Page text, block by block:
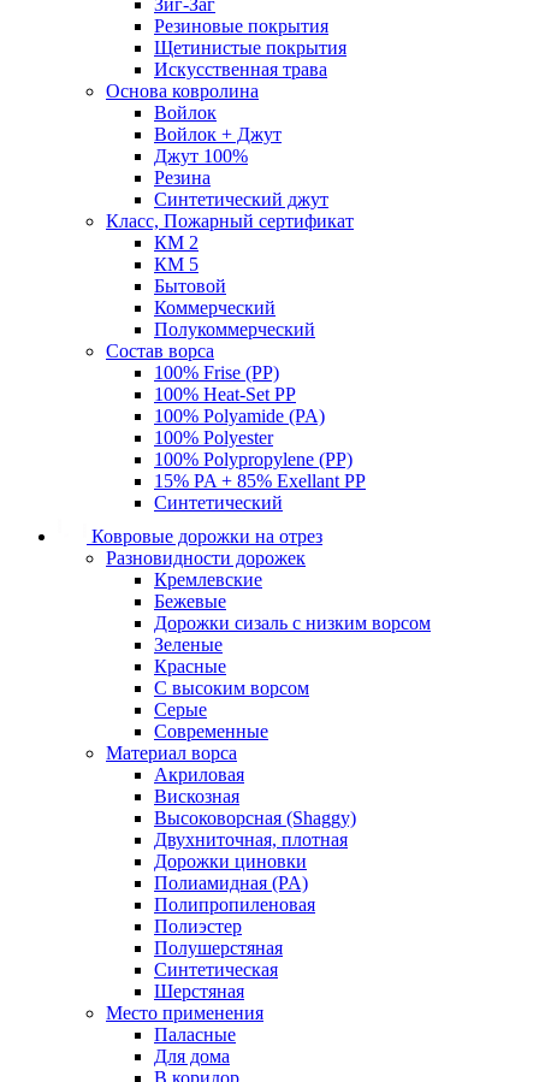
Зиг-Заг
Резиновые покрытия
Щетинистые покрытия
Искусственная трава
Основа ковролина
Войлок
Войлок + Джут
Джут 100%
Резина
Синтетический джут
Класс, Пожарный сертификат
КМ 2
КМ 5
Бытовой
Коммерческий
Полукоммерческий
Состав ворса
100% Frise (PP)
100% Heat-Set PP
100% Polyamide (PA)
100% Polyester
100% Polypropylene (PP)
15% PA + 85% Exellant PP
Синтетический
Ковровые дорожки на отрез
Разновидности дорожек
Кремлевские
Бежевые
Дорожки сизаль с низким ворсом
Зеленые
Красные
С высоким ворсом
Серые
Современные
Материал ворса
Акриловая
Вискозная
Высоковорсная (Shaggy)
Двухниточная, плотная
Дорожки циновки
Полиамидная (PA)
Полипропиленовая
Полиэстер
Полушерстяная
Синтетическая
Шерстяная
Место применения
Паласные
Для дома
В коридор